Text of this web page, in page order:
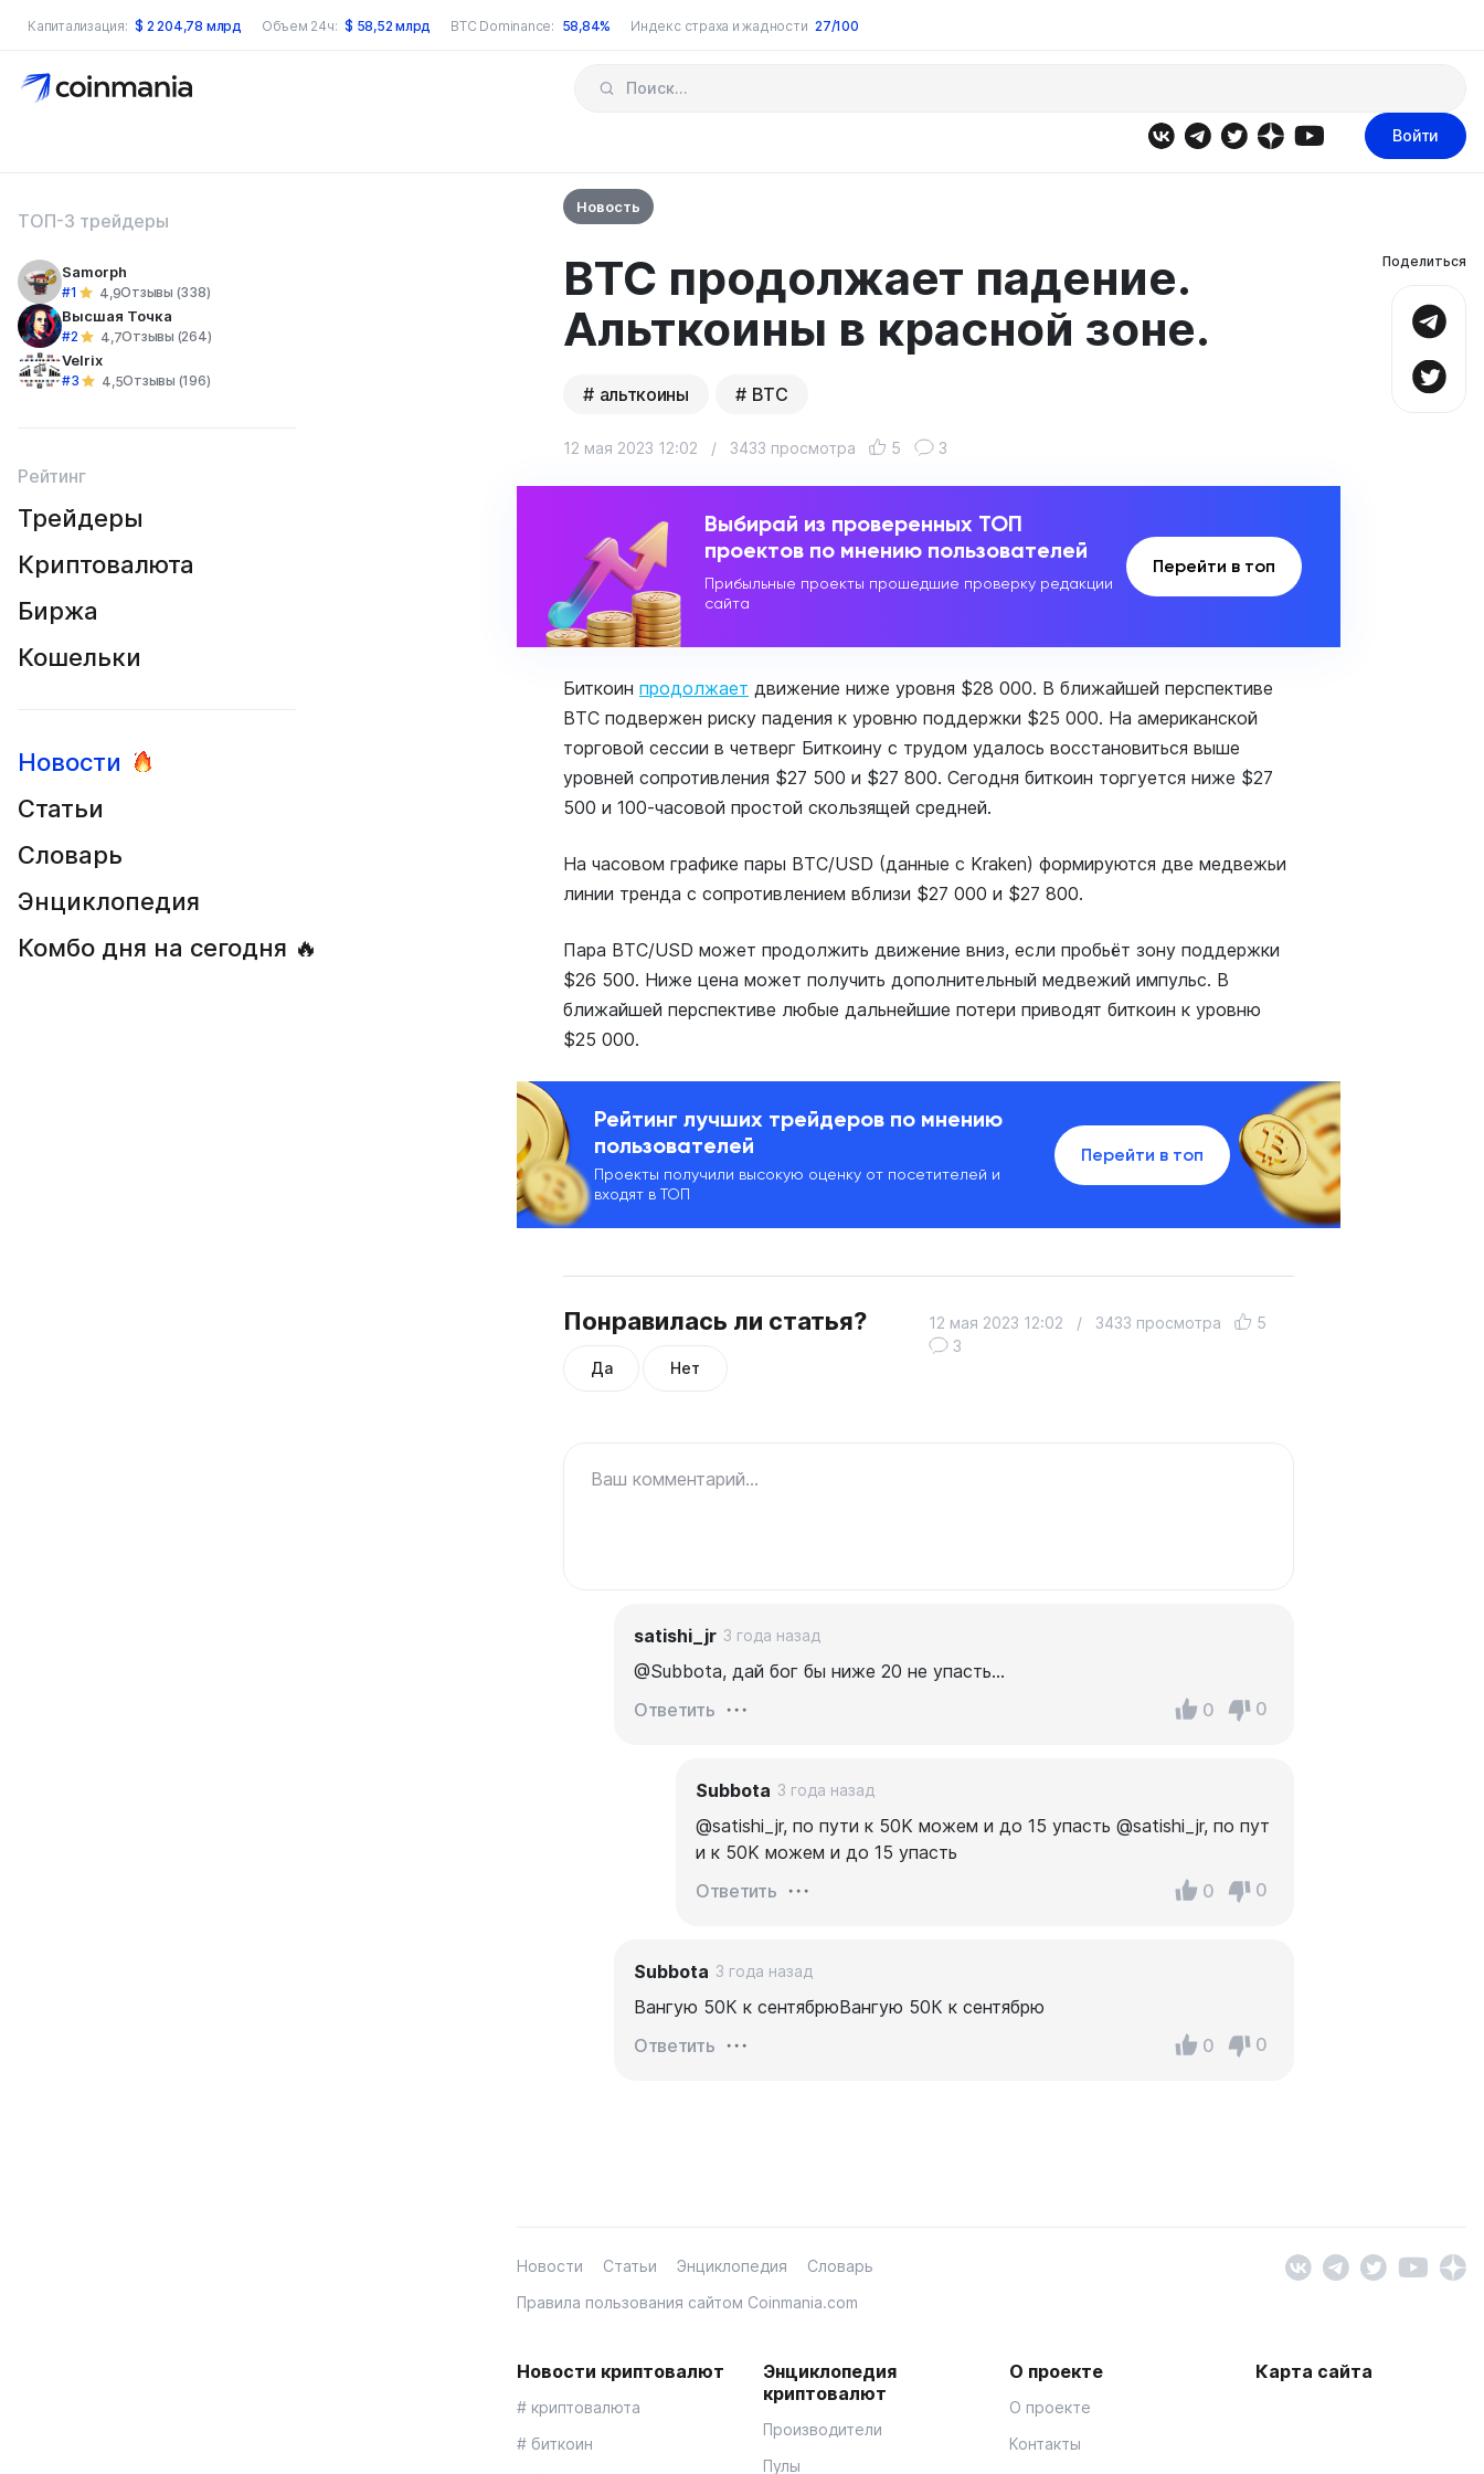
Капитализация: $ 2 204,78 млрд Объем 24ч: $ 58,52 млрд BTC Dominance: 58,84% Индекс страха и жадности 27/100
по сайту
Войти
ТОП-3 трейдеры
Samorph
#1 4,9Отзывы (338)
Высшая Точка
#2 4,7Отзывы (264)
Velrix
#3 4,5Отзывы (196)
Рейтинг
Трейдеры
Криптовалюта
Биржа
Кошельки
Новости
Статьи
Словарь
Энциклопедия
Комбо дня на сегодня 🔥
Новость
BTC продолжает падение.
Альткоины в красной зоне.
альткоины BTC
12 мая 2023 12:02 / 3433 просмотра 5 3
Выбирай из проверенных ТОП
проектов по мнению пользователей
Прибыльные проекты прошедшие проверку редакции
сайта
Перейти в топ
Биткоин продолжает движение ниже уровня $28 000. В ближайшей перспективе
BTC подвержен риску падения к уровню поддержки $25 000. На американской
торговой сессии в четверг Биткоину с трудом удалось восстановиться выше
уровней сопротивления $27 500 и $27 800. Сегодня биткоин торгуется ниже $27
500 и 100-часовой простой скользящей средней.
На часовом графике пары BTC/USD (данные с Kraken) формируются две медвежьи
линии тренда с сопротивлением вблизи $27 000 и $27 800.
Пара BTC/USD может продолжить движение вниз, если пробьёт зону поддержки
$26 500. Ниже цена может получить дополнительный медвежий импульс. В
ближайшей перспективе любые дальнейшие потери приводят биткоин к уровню
$25 000.
Рейтинг лучших трейдеров по мнению
пользователей
Проекты получили высокую оценку от посетителей и
входят в ТОП
Перейти в топ
Понравилась ли статья?
Да Нет
12 мая 2023 12:02 / 3433 просмотра
5
3
Ваш комментарий...
satishi_jr 3 года назад
@Subbota, дай бог бы ниже 20 не упасть…
Ответить
0 0
Subbota 3 года назад
@satishi_jr, по пути к 50K можем и до 15 упасть @satishi_jr, по пут
и к 50K можем и до 15 упасть
Ответить
0 0
Subbota 3 года назад
Вангую 50К к сентябрюВангую 50К к сентябрю
Ответить
0 0
Поделиться
Новости Статьи Энциклопедия
Словарь
Правила пользования сайтом Coinmania.com
Новости криптовалют
# криптовалюта
# биткоин
Энциклопедия
криптовалют
Производители
Пулы
О проекте
О проекте
Контакты
Карта сайта